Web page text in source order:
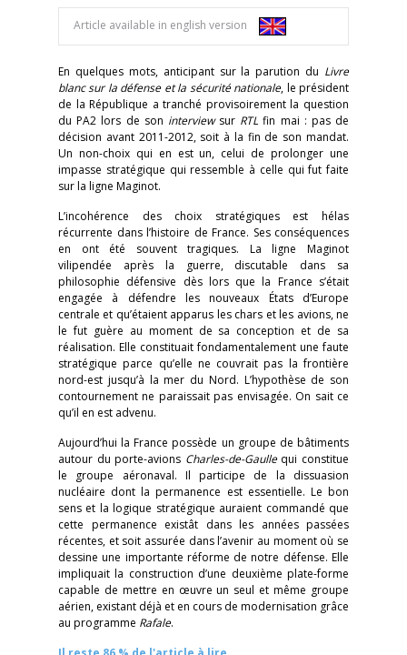
Article available in english version
En quelques mots, anticipant sur la parution du Livre
blanc sur la défense et la sécurité nationale, le président
de la République a tranché provisoirement la question
du PA2 lors de son interviewsur RTL fin mai : pas de
décision avant 2011-2012, soit à la fin de son mandat.
Un non-choix qui en est un, celui de prolonger une
impasse stratégique qui ressemble à celle qui fut faite
sur la ligne Maginot.
L’incohérence des choix stratégiques est hélas
récurrente dans l’histoire de France. Ses conséquences
en ont été souvent tragiques. La ligne Maginot
vilipendée après la guerre, discutable dans sa
philosophie défensive dès lors que la France s’était
engagée à défendre les nouveaux États d’Europe
centrale et qu’étaient apparus les chars et les avions, ne
le fut guère au moment de sa conception et de sa
réalisation. Elle constituait fondamentalement une faute
stratégique parce qu’elle ne couvrait pas la frontière
nord-est jusqu’à la mer du Nord. L’hypothèse de son
contournement ne paraissait pas envisagée. On sait ce
qu’il en est advenu.
Aujourd’hui la France possède un groupe de bâtiments
autour du porte-avions Charles-de-Gaullequi constitue
le groupe aéronaval. Il participe de la dissuasion
nucléaire dont la permanence est essentielle. Le bon
sens et la logique stratégique auraient commandé que
cette permanence existât dans les années passées
récentes, et soit assurée dans l’avenir au moment où se
dessine une importante réforme de notre défense. Elle
impliquait la construction d’une deuxième plate-forme
capable de mettre en œuvre un seul et même groupe
aérien, existant déjà et en cours de modernisation grâce
au programme Rafale.